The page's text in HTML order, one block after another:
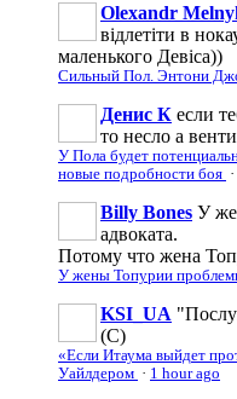
Olexandr
відлетіти в
маленького Девіса))
Сильный Пол. Энтони
Денис К если
то несло а
У Пола будет
новые подробности боя ·
Billy Bones У
адвоката.
Потому что жена
У жены Топурии
KSI_UA
(С)
«Если Итаума выйдет
Уайлдером · 1 hour ago